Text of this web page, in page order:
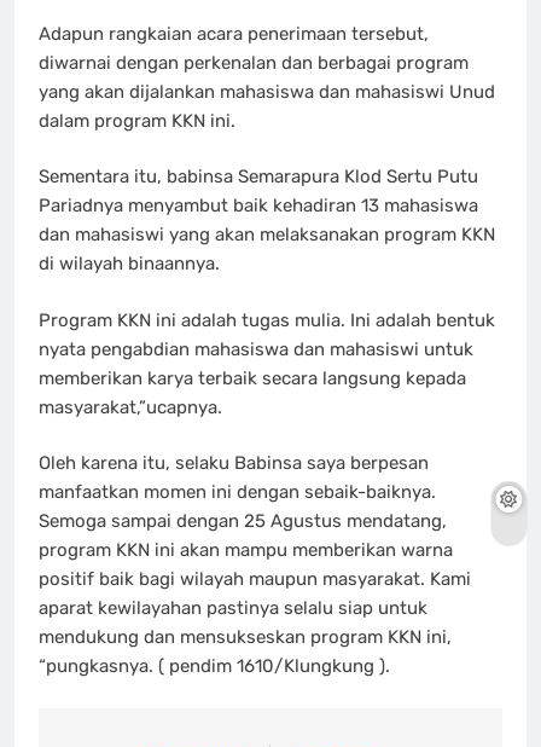
Adapun rangkaian acara penerimaan tersebut,
diwarnai dengan perkenalan dan berbagai program
yang akan dijalankan mahasiswa dan mahasiswi Unud
dalam program KKN ini.
Sementara itu, babinsa Semarapura Klod Sertu Putu
Pariadnya menyambut baik kehadiran 13 mahasiswa
dan mahasiswi yang akan melaksanakan program KKN
di wilayah binaannya.
Program KKN ini adalah tugas mulia. Ini adalah bentuk
nyata pengabdian mahasiswa dan mahasiswi untuk
memberikan karya terbaik secara langsung kepada
masyarakat,”ucapnya.
Oleh karena itu, selaku Babinsa saya berpesan
manfaatkan momen ini dengan sebaik-baiknya.
Semoga sampai dengan 25 Agustus mendatang,
program KKN ini akan mampu memberikan warna
positif baik bagi wilayah maupun masyarakat. Kami
aparat kewilayahan pastinya selalu siap untuk
mendukung dan mensukseskan program KKN ini,
“pungkasnya. ( pendim 1610/Klungkung ).